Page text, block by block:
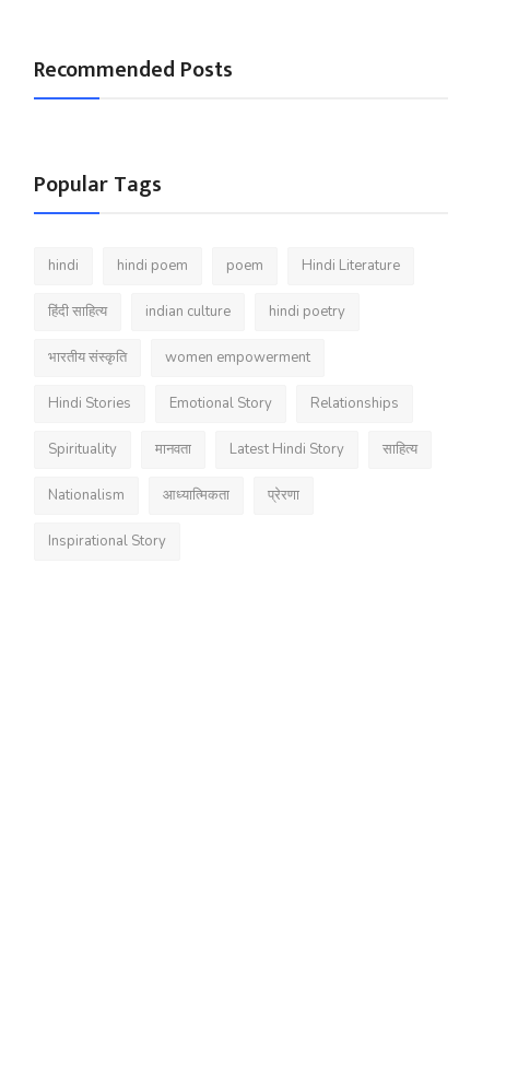
Recommended Posts
Popular Tags
hindi hindi poem poem Hindi Literature
हिंदी साहित्य indian culture hindi poetry
भारतीय संस्कृति women empowerment
Hindi Stories Emotional Story Relationships
Spirituality मानवता Latest Hindi Story साहित्य
Nationalism आध्यात्मिकता प्रेरणा
Inspirational Story